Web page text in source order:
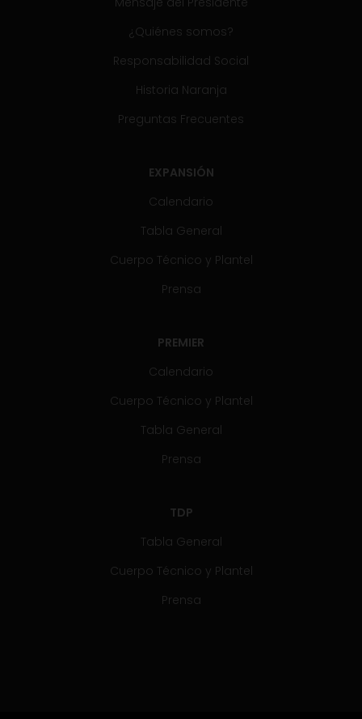
¿Quiénes somos?
Responsabilidad Social
Historia Naranja
Preguntas Frecuentes
EXPANSIÓN
Calendario
Tabla General
Cuerpo Técnico y Plantel
Prensa
PREMIER
Calendario
Cuerpo Técnico y Plantel
Tabla General
Prensa
TDP
Tabla General
Cuerpo Técnico y Plantel
Prensa